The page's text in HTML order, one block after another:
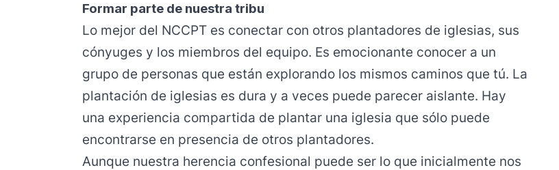
Formar parte de nuestra tribu
Lo mejor del NCCPT es conectar con otros plantadores de iglesias, sus
cónyuges y los miembros del equipo. Es emocionante conocer a un
grupo de personas que están explorando los mismos caminos que tú. La
plantación de iglesias es dura y a veces puede parecer aislante. Hay
una experiencia compartida de plantar una iglesia que sólo puede
encontrarse en presencia de otros plantadores.
Aunque nuestra herencia confesional puede ser lo que inicialmente nos